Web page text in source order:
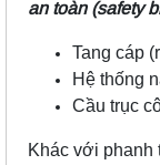
an toàn (safety
Tang cáp
Hệ thống
Cầu trục
Khác với phanh